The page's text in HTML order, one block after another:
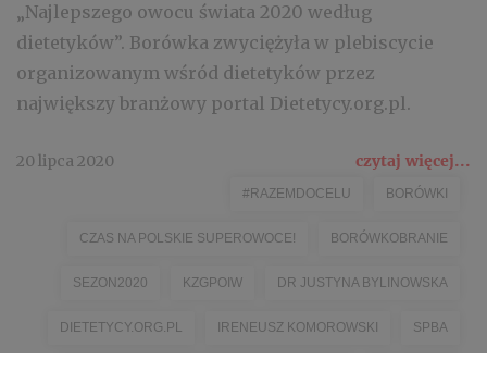
„Najlepszego owocu świata 2020 według
dietetyków”. Borówka zwyciężyła w plebiscycie
organizowanym wśród dietetyków przez
największy branżowy portal Dietetycy.org.pl.
20 lipca 2020 czytaj więcej...
#RAZEMDOCELU BORÓWKI
CZAS NA POLSKIE SUPEROWOCE! BORÓWKOBRANIE
SEZON2020 KZGPOIW DR JUSTYNA BYLINOWSKA
DIETETYCY.ORG.PL IRENEUSZ KOMOROWSKI SPBA